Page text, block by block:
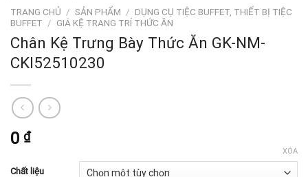
TRANG CHỦ / SẢN PHẨM / DỤNG CỤ TIỆC BUFFET, THIẾT BỊ TIỆC
BUFFET / GIÁ KỆ TRANG TRÍ THỨC ĂN
Chân Kệ Trưng Bày Thức Ăn GK-NM-
CKI52510230
0 ₫
Chất liệu
XÓA